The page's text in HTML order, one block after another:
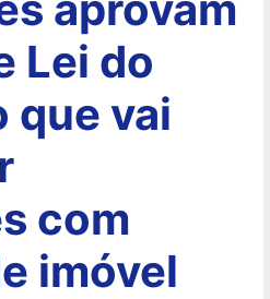
Lei do
que vai
com
imóvel